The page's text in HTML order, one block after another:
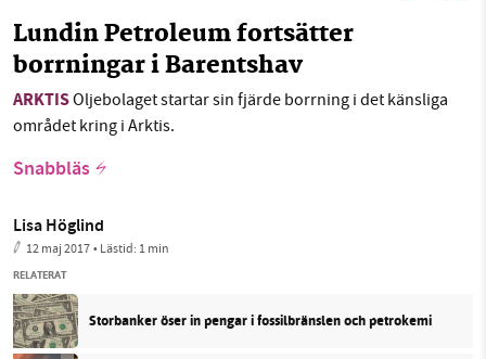
Lundin Petroleum fortsätter
borrningar i Barentshav
ARKTISOljebolaget startar sin fjärde borrning i det känsliga
området kring i Arktis.
Snabbläs
Lisa Höglind
12 maj 2017• Lästid: 1 min
RELATERAT
Storbanker öser in pengar i fossilbränslen och petrokemi